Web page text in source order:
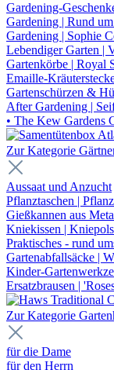
Gardening-
Gardening | Rund
Gardening | Sophie
Lebendiger Garten |
Gartenkörbe | Royal
Emaille-
Gartenschürzen &
After Gardening |
• The Kew Gardens
Zur Kategorie
Aussaat und Anzucht
Pflanztaschen |
Gießkannen aus
Kniekissen |
Praktisches - rund
Gartenabfallsäcke |
Kinder-
Ersatzbrausen |
Zur Kategorie
für die Dame
für den Herrn